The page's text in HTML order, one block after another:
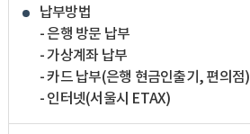
납부방법
- 은행 방문 납부
- 가상계좌 납부
- 카드 납부(은행 현금인출기, 편의점)
- 인터넷(서울시 ETAX)